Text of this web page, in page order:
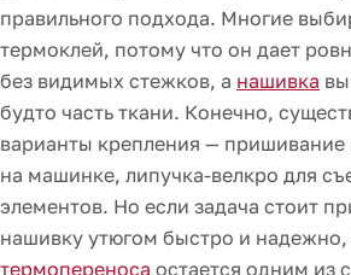
правильного подхода. Многие
термоклей, потому что он дает
без видимых стежков, а нашивка
будто часть ткани. Конечно,
варианты крепления — пришивание
на машинке, липучка-велкро для
элементов. Но если задача стоит
нашивку утюгом быстро и надежно,
термопереноса остается одним из